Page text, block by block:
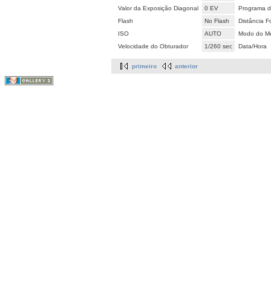
Valor da Exposição Diagonal 0 EV
Programa
Flash
No Flash
Distância
ISO
AUTO
Modo do
Velocidade do Obturador
1/260 sec Data/Hora
primeiro anterior